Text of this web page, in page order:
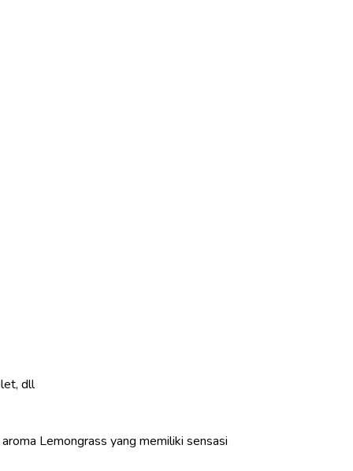
dll
Lemongrass yang memiliki sensasi